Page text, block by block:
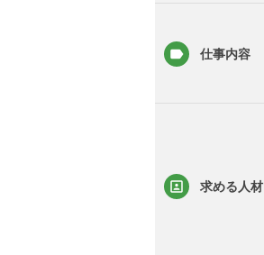
仕事内容
求める人材